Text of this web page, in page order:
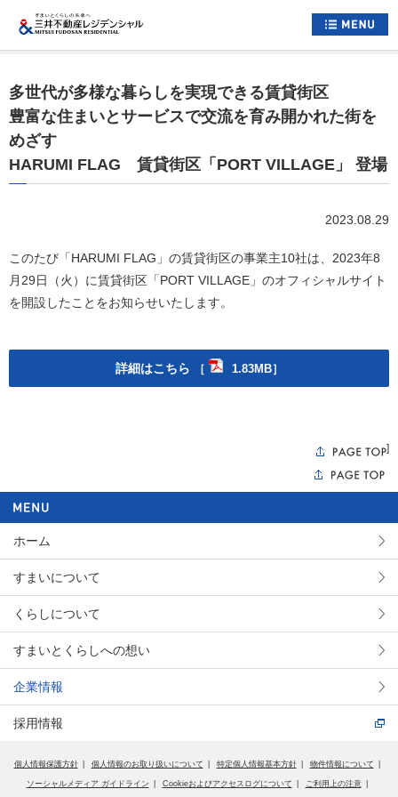
すまいについて
くらしについて
採用情報
公式アカウント一覧
多世代が多様な暮らしを実現できる賃貸街区
豊富な住まいとサービスで交流を育み開かれた街を
めざす
HARUMI FLAG 賃貸街区「PORT VILLAGE」 登場
2023.08.29
このたび「HARUMI FLAG」の賃貸街区の事業主10社は、2023年8
月29日（火）に賃貸街区「PORT VILLAGE」のオフィシャルサイト
を開設したことをお知らせいたします。
詳細はこちら ［ 1.83MB］
]
ホーム
すまいについて
くらしについて
すまいとくらしへの想い
企業情報
採用情報
個人情報保護方針 個人情報のお取り扱いについて 特定個人情報基本方針 物件情報について
ソーシャルメディア ガイドライン Cookieおよびアクセスログについて ご利用上の注意